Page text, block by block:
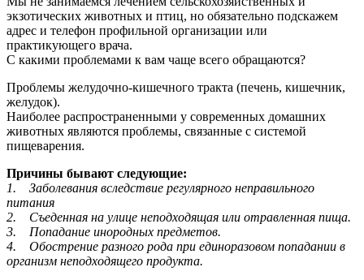
экзотических животных и птиц, но обязательно подскажем
адрес и телефон профильной организации или
практикующего врача.
С какими проблемами к вам чаще всего обращаются?
Проблемы желудочно-кишечного тракта (печень, кишечник,
желудок).
Наиболее распространенными у современных домашних
животных являются проблемы, связанные с системой
пищеварения.
Причины бывают следующие:
1. Заболевания вследствие регулярного неправильного
питания
2. Съеденная на улице неподходящая или отравленная пища.
3. Попадание инородных предметов.
4. Обострение разного рода при единоразовом попадании в
организм неподходящего продукта.